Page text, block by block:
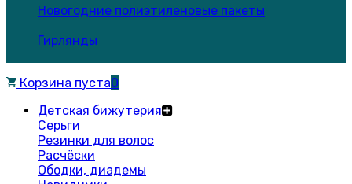
Новогодние полиэтиленовые пакеты
Гирлянды
Корзина пуста0
Детская бижутерия
Серьги
Резинки для волос
Расчёски
Ободки, диадемы